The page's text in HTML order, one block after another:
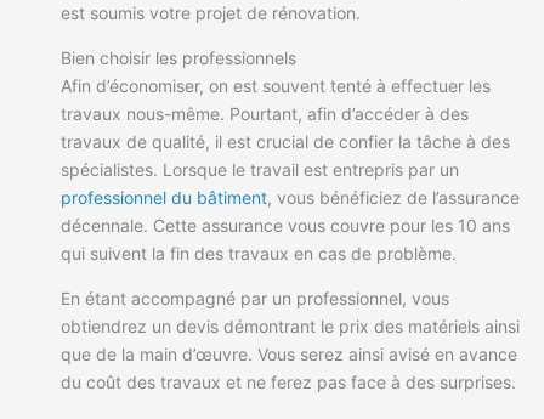
est soumis votre projet de rénovation.
Bien choisir les professionnels
Afin d’économiser, on est souvent tenté à effectuer les
travaux nous-même. Pourtant, afin d’accéder à des
travaux de qualité, il est crucial de confier la tâche à des
spécialistes. Lorsque le travail est entrepris par un
professionnel du bâtiment, vous bénéficiez de l’assurance
décennale. Cette assurance vous couvre pour les 10 ans
qui suivent la fin des travaux en cas de problème.
En étant accompagné par un professionnel, vous
obtiendrez un devis démontrant le prix des matériels ainsi
que de la main d’œuvre. Vous serez ainsi avisé en avance
du coût des travaux et ne ferez pas face à des surprises.